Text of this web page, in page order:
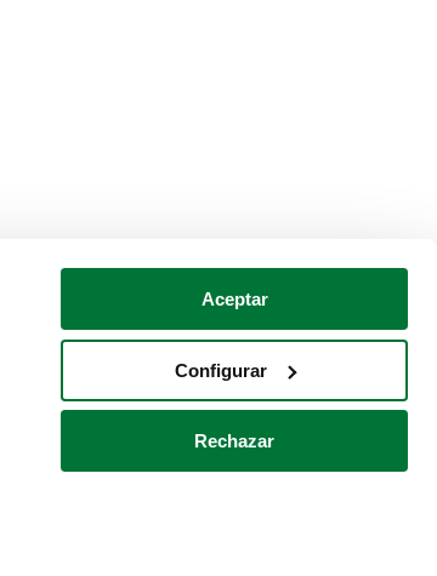
Aceptar
Configurar
Rechazar